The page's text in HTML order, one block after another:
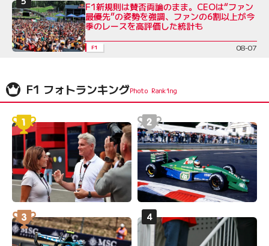
F1新規則は賛否両論のまま。CEOは“ファン
最優先”の姿勢を強調、ファンの6割以上が今
季のレースを高評価した統計も
F1 08-07
F1 フォトランキング